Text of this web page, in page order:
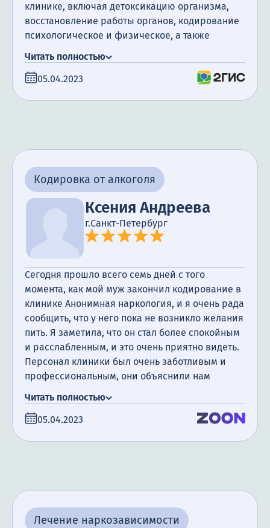
клинике, включая детоксикацию организма,
восстановление работы органов, кодирование
психологическое и физическое, а также
благодарна за поддержку, которую мы
получили. Сегодня прошло уже полгода с того
Читать полностью
05.04.2023
Кодировка от алкоголя
Ксения Андреева
г.Санкт-Петербург
Сегодня прошло всего семь дней с того
момента, как мой муж закончил кодирование в
клинике Анонимная наркология, и я очень рада
сообщить, что у него пока не возникло желания
пить. Я заметила, что он стал более спокойным
и расслабленным, и это очень приятно видеть.
Персонал клиники был очень заботливым и
профессиональным, они объяснили нам
вопросы. Я очень благодарна за поддержку.
Понимаю, что прошло всего семь дней и путь к
Читать полностью
05.04.2023
Лечение наркозависимости